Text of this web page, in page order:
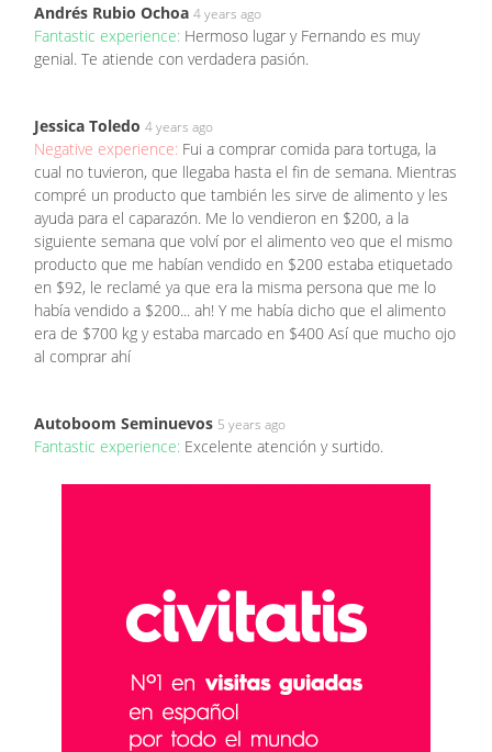
Andrés Rubio Ochoa 4 years ago
Fantastic experience: Hermoso lugar y Fernando es muy
genial. Te atiende con verdadera pasión.
Jessica Toledo 4 years ago
Negative experience: Fui a comprar comida para tortuga, la
cual no tuvieron, que llegaba hasta el fin de semana. Mientras
compré un producto que también les sirve de alimento y les
ayuda para el caparazón. Me lo vendieron en $200, a la
siguiente semana que volví por el alimento veo que el mismo
producto que me habían vendido en $200 estaba etiquetado
en $92, le reclamé ya que era la misma persona que me lo
había vendido a $200... ah! Y me había dicho que el alimento
era de $700 kg y estaba marcado en $400 Así que mucho ojo
al comprar ahí
Autoboom Seminuevos 5 years ago
Fantastic experience: Excelente atención y surtido.